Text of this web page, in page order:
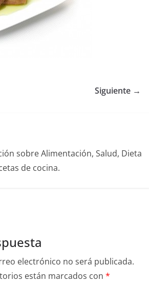
Siguiente →
sobre Alimentación, Salud, Dieta
de cocina.
electrónico no será publicada.
están marcados con *